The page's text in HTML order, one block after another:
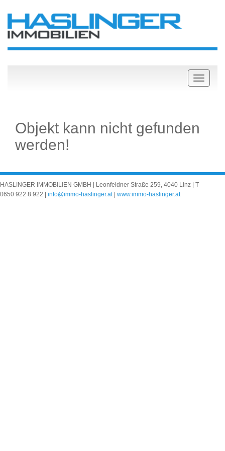
Objekt kann nicht gefunden
werden!
HASLINGER IMMOBILIEN GMBH | Leonfeldner Straße 259, 4040 Linz | T
0650 922 8 922 | info@immo-haslinger.at | www.immo-haslinger.at